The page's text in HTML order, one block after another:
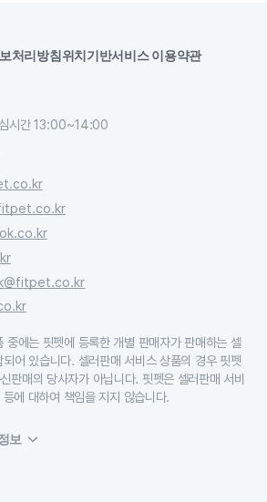
처리방침위치기반서비스 이용약관
시간 13:00~14:00
중에는 핏펫에 등록한 개별 판매자가 판매하는 셀
어 있습니다. 셀러판매 서비스 상품의 경우 핏펫
판매의 당사자가 아닙니다. 핏펫은 셀러판매 서비
에 대하여 책임을 지지 않습니다.
보